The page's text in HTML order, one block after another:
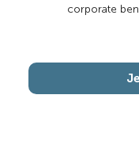
corporate